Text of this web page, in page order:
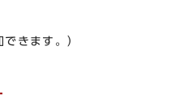
きます。）
先